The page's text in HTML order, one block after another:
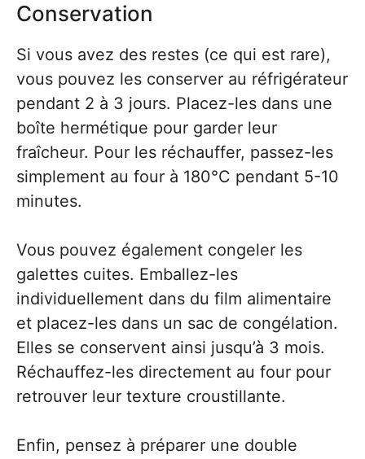
Conservation
Si vous avez des restes (ce qui est rare),
vous pouvez les conserver au réfrigérateur
pendant 2 à 3 jours. Placez-les dans une
boîte hermétique pour garder leur
fraîcheur. Pour les réchauffer, passez-les
simplement au four à 180°C pendant 5-10
minutes.
Vous pouvez également congeler les
galettes cuites. Emballez-les
individuellement dans du film alimentaire
et placez-les dans un sac de congélation.
Elles se conservent ainsi jusqu’à 3 mois.
Réchauffez-les directement au four pour
retrouver leur texture croustillante.
Enfin, pensez à préparer une double